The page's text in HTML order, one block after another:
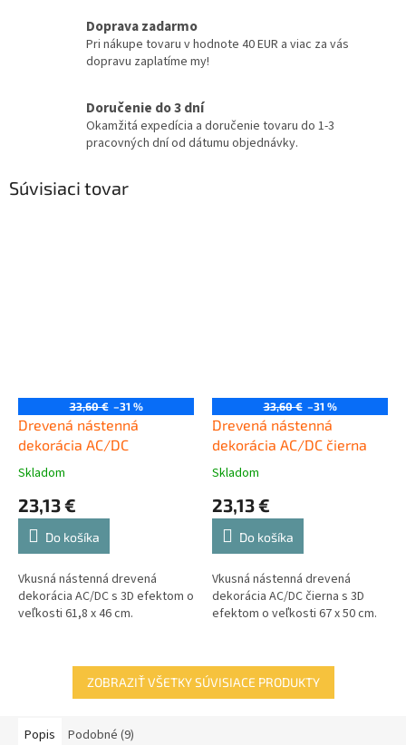
Doprava zadarmo
Pri nákupe tovaru v hodnote 40 EUR a viac za vás
dopravu zaplatíme my!
Doručenie do 3 dní
Okamžitá expedícia a doručenie tovaru do 1-3
pracovných dní od dátumu objednávky.
Súvisiaci tovar
33,60 € –31 %
Drevená nástenná
dekorácia AC/DC
Skladom
23,13 €
Do košíka
Vkusná nástenná drevená
dekorácia AC/DC s 3D efektom o
veľkosti 61,8 x 46 cm.
33,60 € –31 %
Drevená nástenná
dekorácia AC/DC čierna
Skladom
23,13 €
Do košíka
Vkusná nástenná drevená
dekorácia AC/DC čierna s 3D
efektom o veľkosti 67 x 50 cm.
ZOBRAZIŤ VŠETKY SÚVISIACE PRODUKTY
Popis Podobné (9)